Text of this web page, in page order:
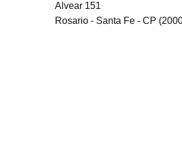
Alvear 151
Rosario - Santa Fe - CP